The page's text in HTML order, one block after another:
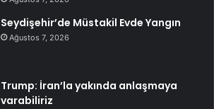
Seydişehir’de Müstakil Evde Yangın
Ağustos 7, 2026
Trump: İran’la yakında anlaşmaya
varabiliriz